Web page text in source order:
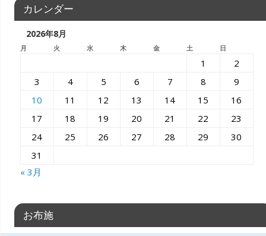
カレンダー
2026年8月
月 火 水 木 金 土 日
1
2
3
4 5 6 7 8
9
10
11 12 13 14 15
16
17
18 19 20 21 22
23
24
25 26 27 28 29
30
31
« 3月
お布施